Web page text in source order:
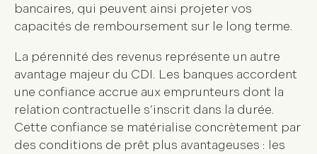
bancaires, qui peuvent ainsi projeter vos
capacités de remboursement sur le long terme.
La pérennité des revenus représente un autre
avantage majeur du CDI. Les banques accordent
une confiance accrue aux emprunteurs dont la
relation contractuelle s’inscrit dans la durée.
Cette confiance se matérialise concrètement par
des conditions de prêt plus avantageuses : les